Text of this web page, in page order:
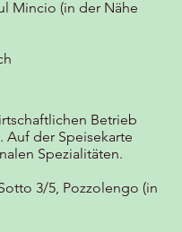
Mincio (in der Nähe
Betrieb
Auf der Speisekarte
Spezialitäten.
3/5, Pozzolengo (in